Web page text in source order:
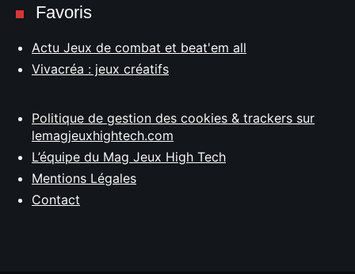
Favoris
Actu Jeux de combat et beat'em all
Vivacréa : jeux créatifs
Politique de gestion des cookies & trackers sur
lemagjeuxhightech.com
L’équipe du Mag Jeux High Tech
Mentions Légales
Contact